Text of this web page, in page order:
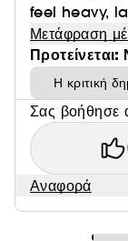
feel heavy,
Μετάφραση
Προτείνεται:
Η κριτική
Σας βοήθησε
Αναφορά